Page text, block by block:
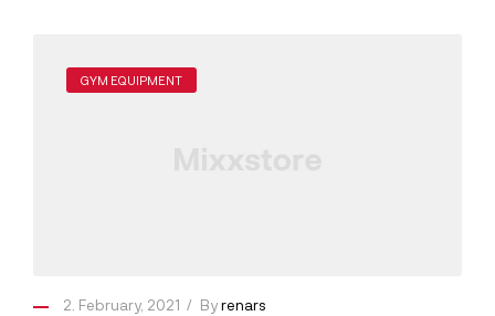
GYM EQUIPMENT
2. February, 2021 Byrenars